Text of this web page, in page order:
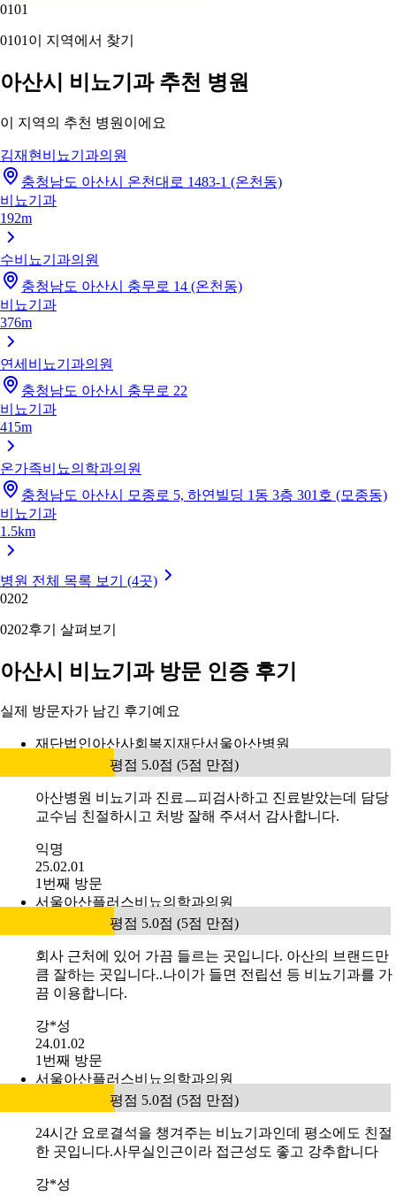
0101
0101 이 지역에서 찾기
아산시 비뇨기과 추천 병원
이 지역의 추천 병원이에요
김재현비뇨기과의원
충청남도 아산시 온천대로 1483-1 (온천동)
비뇨기과
192m
수비뇨기과의원
충청남도 아산시 충무로 14 (온천동)
비뇨기과
376m
연세비뇨기과의원
충청남도 아산시 충무로 22
비뇨기과
415m
온가족비뇨의학과의원
충청남도 아산시 모종로 5, 하연빌딩 1동 3층 301호 (모종동)
비뇨기과
1.5km
병원 전체 목록 보기 (4곳)
0202
0202후기 살펴보기
아산시 비뇨기과 방문 인증 후기
실제 방문자가 남긴 후기예요
재단법인아산사회복지재단서울아산병원
평점 5.0점 (5점 만점)
아산병원 비뇨기과 진료ㅡ피검사하고 진료받았는데 담당
교수님 친절하시고 처방 잘해 주셔서 감사합니다.
익명
25.02.01
1번째 방문
서울아산플러스비뇨의학과의원
평점 5.0점 (5점 만점)
회사 근처에 있어 가끔 들르는 곳입니다. 아산의 브랜드만
큼 잘하는 곳입니다..나이가 들면 전립선 등 비뇨기과를 가
끔 이용합니다.
강*성
24.01.02
1번째 방문
서울아산플러스비뇨의학과의원
평점 5.0점 (5점 만점)
24시간 요로결석을 챙겨주는 비뇨기과인데 평소에도 친절
한 곳입니다.사무실인근이라 접근성도 좋고 강추합니다
강*성